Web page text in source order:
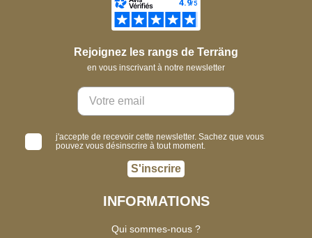
Rejoignez les rangs de Terräng
en vous inscrivant à notre newsletter
j'accepte de recevoir cette newsletter. Sachez que vous
pouvez vous désinscrire à tout moment.
S'inscrire
INFORMATIONS
Qui sommes-nous ?